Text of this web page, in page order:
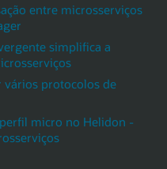
entre microsserviços
simplifica a
vários protocolos de
micro no Helidon -